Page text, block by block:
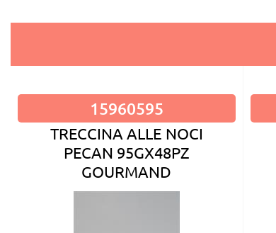
15960595
TRECCINA ALLE NOCI
PECAN 95GX48PZ
GOURMAND